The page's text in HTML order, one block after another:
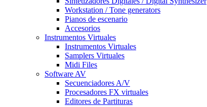
Workstation / Tone generators
Pianos de escenario
Accesorios
Instrumentos Virtuales
Instrumentos Virtuales
Samplers Virtuales
Midi Files
Software AV
Secuenciadores A/V
Procesadores FX virtuales
Editores de Partituras